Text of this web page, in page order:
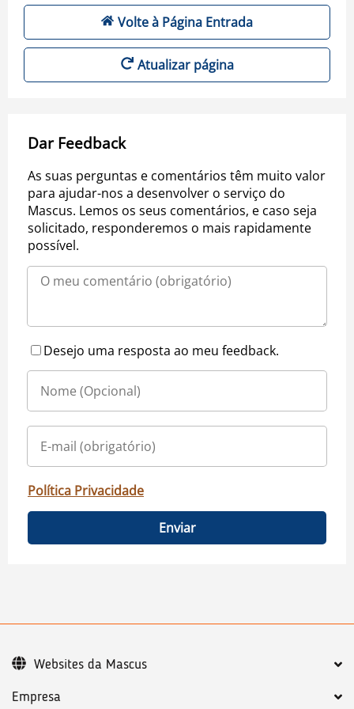
Volte à Página Entrada
Atualizar página
Dar Feedback
As suas perguntas e comentários têm muito valor
para ajudar-nos a desenvolver o serviço do
Mascus. Lemos os seus comentários, e caso seja
solicitado, responderemos o mais rapidamente
possível.
Desejo uma resposta ao meu feedback.
Política Privacidade
Enviar
Empresa
Websites da Mascus